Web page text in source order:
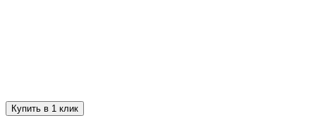
Купить в 1 клик